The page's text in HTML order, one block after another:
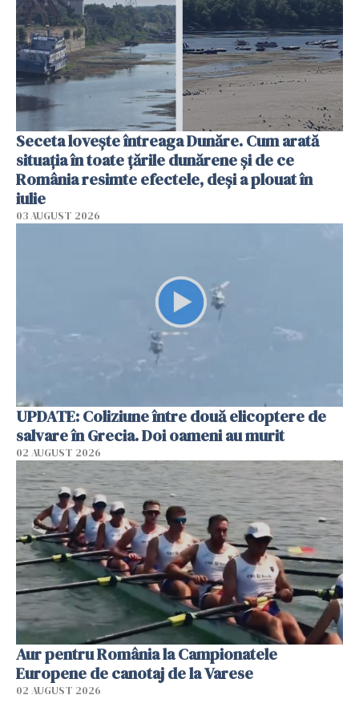
Seceta lovește întreaga Dunăre. Cum arată
situația în toate țările dunărene și de ce
România resimte efectele, deși a plouat în
iulie
03 AUGUST 2026
UPDATE: Coliziune între două elicoptere de
salvare în Grecia. Doi oameni au murit
02 AUGUST 2026
Aur pentru România la Campionatele
Europene de canotaj de la Varese
02 AUGUST 2026